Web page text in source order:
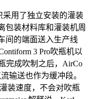
采用了独立安装的灌装
包装材料库和灌装机周
间的端面送入生产线
3 Pro吹瓶机以
完成吹制之后，AirCo
输送也作为缓冲段。
装速度，不会对吹瓶